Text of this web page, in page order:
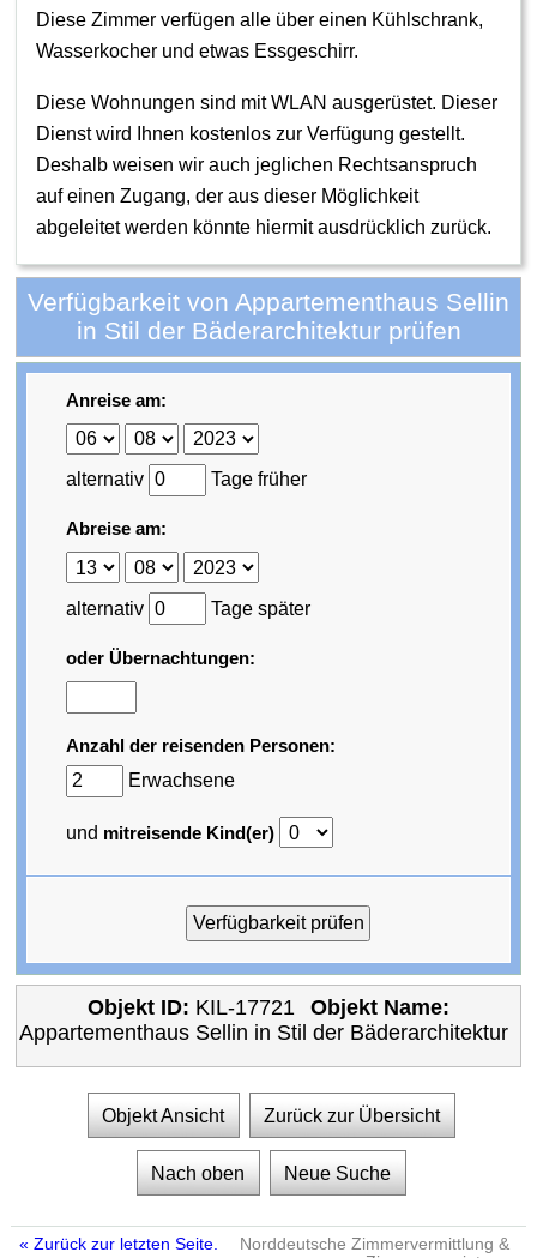
Diese Zimmer verfügen alle über einen Kühlschrank,
Wasserkocher und etwas Essgeschirr.
Diese Wohnungen sind mit WLAN ausgerüstet. Dieser
Dienst wird Ihnen kostenlos zur Verfügung gestellt.
Deshalb weisen wir auch jeglichen Rechtsanspruch
auf einen Zugang, der aus dieser Möglichkeit
abgeleitet werden könnte hiermit ausdrücklich zurück.
Verfügbarkeit von Appartementhaus Sellin
in Stil der Bäderarchitektur prüfen
Anreise am:
alternativ Tage früher
Abreise am:
alternativ Tage später
oder Übernachtungen:
Anzahl der reisenden Personen:
Erwachsene
und mitreisende Kind(er)
Objekt ID: KIL-17721
Objekt Name:
Appartementhaus Sellin in Stil der Bäderarchitektur
Objekt Ansicht Zurück zur Übersicht
Nach oben Neue Suche
« Zurück zur letzten Seite.
Norddeutsche Zimmervermittlung &